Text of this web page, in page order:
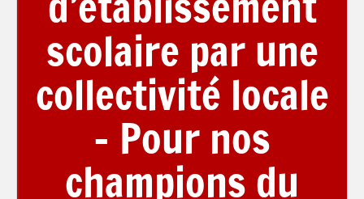
scolaire par une
collectivité locale
– Pour nos
champions du